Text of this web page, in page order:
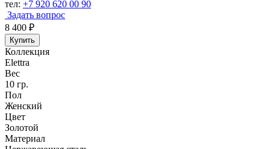
тел: +7 920 620 00 90
Задать вопрос
8 400 ₽
Купить
Коллекция
Elettra
Вес
10 гр.
Пол
Женский
Цвет
Золотой
Материал